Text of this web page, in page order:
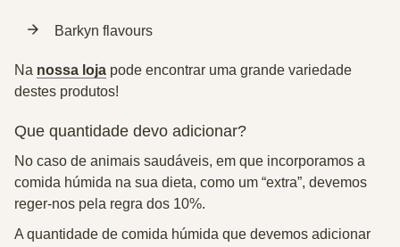
Barkyn flavours
Na nossa loja pode encontrar uma grande variedade
destes produtos!
Que quantidade devo adicionar?
No caso de animais saudáveis, em que incorporamos a
comida húmida na sua dieta, como um “extra”, devemos
reger-nos pela regra dos 10%.
A quantidade de comida húmida que devemos adicionar